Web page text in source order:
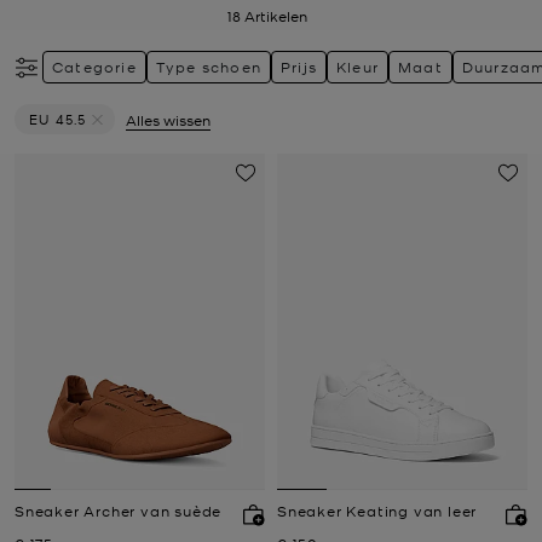
18Artikelen
Categorie Type schoen Prijs Kleur Maat
EU 45.5
Alles wissen
Sneaker Archer van suède
Sneaker Keating van leer